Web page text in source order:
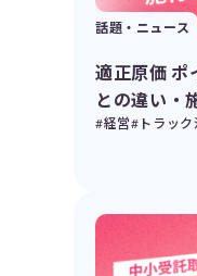
話題・ニュース
適正原価 ポ
との違い・
#経営#トラック